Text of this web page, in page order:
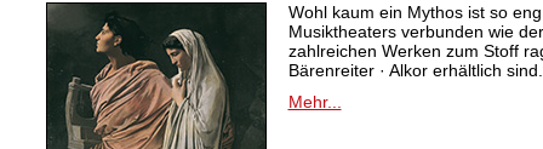
Wohl kaum ein Mythos ist so
Musiktheaters verbunden wie
zahlreichen Werken zum Stoff
Bärenreiter · Alkor erhältlich sind.
Mehr...